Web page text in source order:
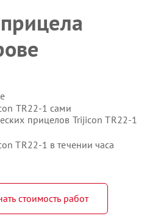
TR22-1 сами
прицелов Trijicon TR22-1
TR22-1 в течении часа
стоимость работ